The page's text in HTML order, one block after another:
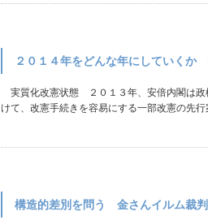
２０１４年をどんな年にしていく
実質化改憲状態 ２０１３年、安倍内閣は政
けて、改憲手続きを容易にする一部改憲の先
構造的差別を問う 金さんイルム裁